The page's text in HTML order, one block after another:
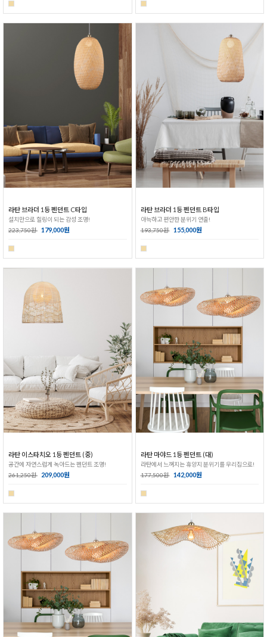
라탄 브라더 1등 펜던트 C타입
설치만으로 힐링이 되는 감성 조명!
223,750원 179,000원
라탄 브라더 1등 펜던트 B타입
아늑하고 편안한 분위기 연출!
193,750원 155,000원
라탄 이스타치오 1등 펜던트 (중)
공간에 자연스럽게 녹아드는 펜던트 조명!
261,250원 209,000원
라탄 마야드 1등 펜던트 (대)
라탄에서 느껴지는 휴양지 분위기를 우리집으로!
177,500원 142,000원